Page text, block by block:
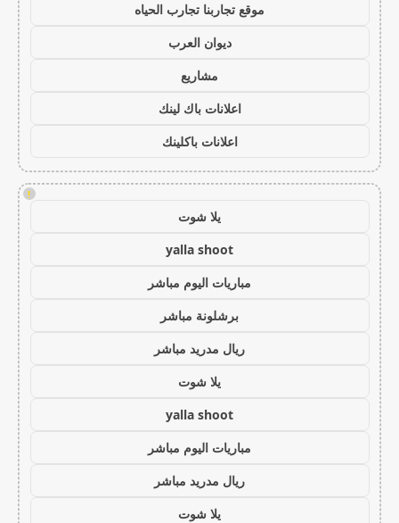
موقع تجاربنا تجارب الحياه
ديوان العرب
مشاريع
اعلانات باك لينك
اعلانات باكلينك
!
يلا شوت
yalla shoot
مباريات اليوم مباشر
برشلونة مباشر
ريال مدريد مباشر
يلا شوت
yalla shoot
مباريات اليوم مباشر
ريال مدريد مباشر
يلا شوت